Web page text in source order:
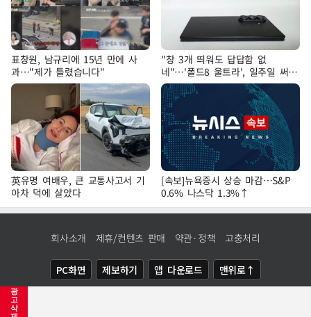
광
고
삭
표창원, 남규리에 15년 만에 사
과…"제가 틀렸습니다"
"창 3개 띄워도 답답함 없
네"…'폴드8 울트라', 일주일 써보
니
英유명 여배우, 큰 교통사고서 기
아차 덕에 살았다
[속보]뉴욕증시 상승 마감…S&P
0.6% 나스닥 1.3%↑
회사소개 제휴/컨텐츠 판매 약관·정책 고충처리
PC화면 제보하기 앱 다운로드 맨위로↑